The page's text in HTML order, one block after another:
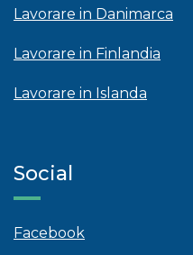
Lavorare in Danimarca
Lavorare in Finlandia
Lavorare in Islanda
Social
Facebook